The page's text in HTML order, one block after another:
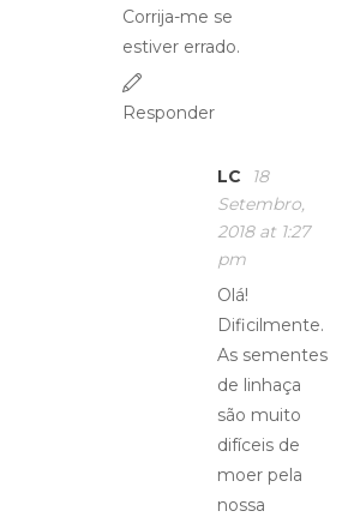
Corrija-me se
estiver errado.
Responder
LC
18
Setembro,
2018 at 1:27
pm
Olá!
Dificilmente.
As sementes
de linhaça
são muito
difíceis de
moer pela
nossa